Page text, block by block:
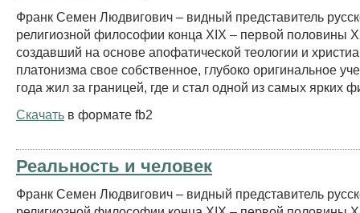
Франк Семен Людвигович – видный представитель
религиозной философии конца ХIX – первой половины
создавший на основе апофатической теологии и
платонизма свое собственное, глубоко оригинальное
года жил за границей, где и стал одной из самых ярких
Скачать в формате fb2
Реальность и человек
Франк Семен Людвигович – видный представитель